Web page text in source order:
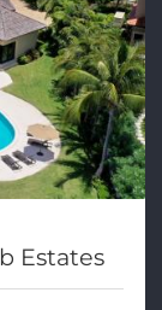
Estates